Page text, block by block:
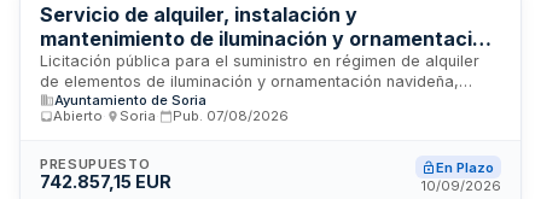
Servicio de alquiler, instalación y
mantenimiento de iluminación y ornamentación
navideña - Ayuntamiento de Soria
Licitación pública para el suministro en régimen de alquiler
de elementos de iluminación y ornamentación navideña,
incluyendo servicios de instalación, montaje, puesta en
funcionamiento, mantenimiento y desmontaje en la ciudad de
consecutivas correspondientes a los años 2026/27, 2027/28
y 2028/29. El organismo contratante es el Ayuntamiento de
Ayuntamiento de Soria
Abierto
Soria Pub. 07/08/2026
PRESUPUESTO
742.857,15 EUR
En Plazo
10/09/2026